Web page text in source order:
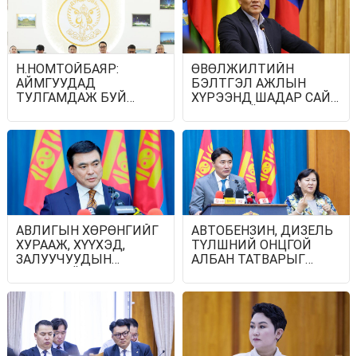
Н.НОМТОЙБАЯР:
АЙМГУУДАД
ТУЛГАМДАЖ БУЙ
ХОНОГ БҮР ЗАСГИЙН
ГАЗРЫН ХУРАЛДААНД
ТАНИЛЦУУЛЖ,
ШИЙДВЭРЛҮҮЛНЭ
ӨВӨЛЖИЛТИЙН
БЭЛТГЭЛ АЖЛЫН
ХҮРЭЭНД ШАДАР САЙД
ДОРНОГОВЬ АЙМАГТ
АЖИЛЛАВ
АВЛИГЫН ХӨРӨНГИЙГ
ХУРААЖ, ХҮҮХЭД,
ЗАЛУУЧУУДЫН
ТӨВЛӨРҮҮЛЖ,
ЗАРЦУУЛАХ ТУХАЙ
ХУУЛИЙН ТӨСЛИЙГ
БОЛОВСРУУЛЖ БАЙНА
АВТОБЕНЗИН, ДИЗЕЛЬ
ТҮЛШНИЙ ОНЦГОЙ
АЛБАН ТАТВАРЫГ